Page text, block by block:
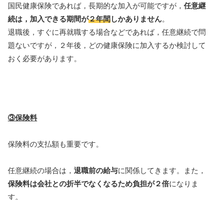
国民健康保険であれば，長期的な加入が可能ですが， 任意継
続は，加入できる期間が２年間しかありません。
退職後，すぐに再就職する場合などであれば，任意継続で問
題ないですが，２年後，どの健康保険に加入するか検討して
おく必要があります。
③保険料
保険料の支払額も重要です。
任意継続の場合は， 退職前の給与に関係してきます。また，
保険料は会社との折半でなくなるため負担が２倍になりま
す。